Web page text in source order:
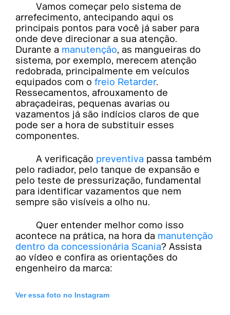
Vamos começar pelo sistema de
arrefecimento, antecipando aqui os
principais pontos para você já saber para
onde deve direcionar a sua atenção.
Durante a manutenção, as mangueiras do
sistema, por exemplo, merecem atenção
redobrada, principalmente em veículos
equipados com ofreio Retarder.
Ressecamentos, afrouxamento de
abraçadeiras, pequenas avarias ou
vazamentos já são indícios claros de que
pode ser a hora de substituir esses
componentes.
A verificação preventiva passa também
pelo radiador, pelo tanque de expansão e
pelo teste de pressurização, fundamental
para identificar vazamentos que nem
sempre são visíveis a olho nu.
Quer entender melhor como isso
acontece na prática, na hora da manutenção
dentro da concessionária Scania? Assista
ao vídeo e confira as orientações do
engenheiro da marca:
Ver essa foto no Instagram